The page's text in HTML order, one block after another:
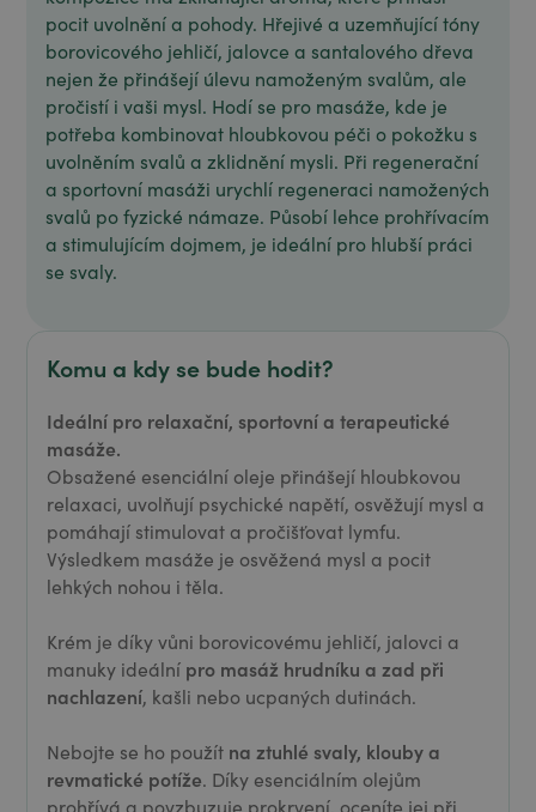
pocit uvolnění a pohody. Hřejivé a uzemňující tóny
borovicového jehličí, jalovce a santalového dřeva
nejen že přinášejí úlevu namoženým svalům, ale
pročistí i vaši mysl. Hodí se pro masáže, kde je
potřeba kombinovat hloubkovou péči o pokožku s
uvolněním svalů a zklidnění mysli. Při regenerační
a sportovní masáži urychlí regeneraci namožených
svalů po fyzické námaze. Působí lehce prohřívacím
a stimulujícím dojmem, je ideální pro hlubší práci
se svaly.
Komu a kdy se bude hodit?
Ideální pro relaxační, sportovní a terapeutické
masáže.
Obsažené esenciální oleje přinášejí hloubkovou
relaxaci, uvolňují psychické napětí, osvěžují mysl a
pomáhají stimulovat a pročišťovat lymfu.
Výsledkem masáže je osvěžená mysl a pocit
lehkých nohou i těla.
Krém je díky vůni borovicovému jehličí, jalovci a
manuky ideální pro masáž hrudníku a zad při
nachlazení, kašli nebo ucpaných dutinách.
Nebojte se ho použít na ztuhlé svaly, klouby a
revmatické potíže. Díky esenciálním olejům
prohřívá a povzbuzuje prokrvení, oceníte jej při